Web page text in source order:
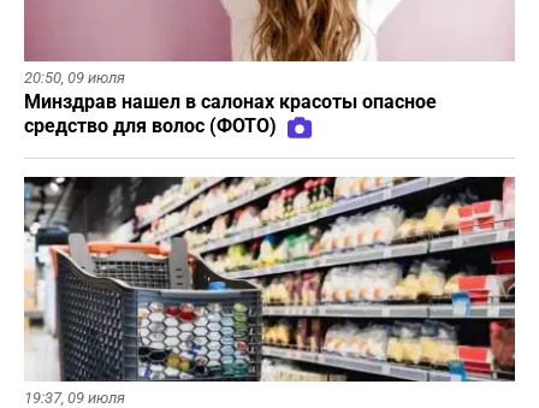
20:50, 09 июля
Минздрав нашел в салонах красоты опасное
средство для волос (ФОТО)
19:37, 09 июля